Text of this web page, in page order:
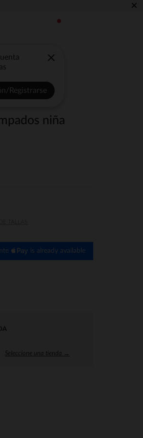
×
Registrarse
niña
is already available
Seleccione una tienda →